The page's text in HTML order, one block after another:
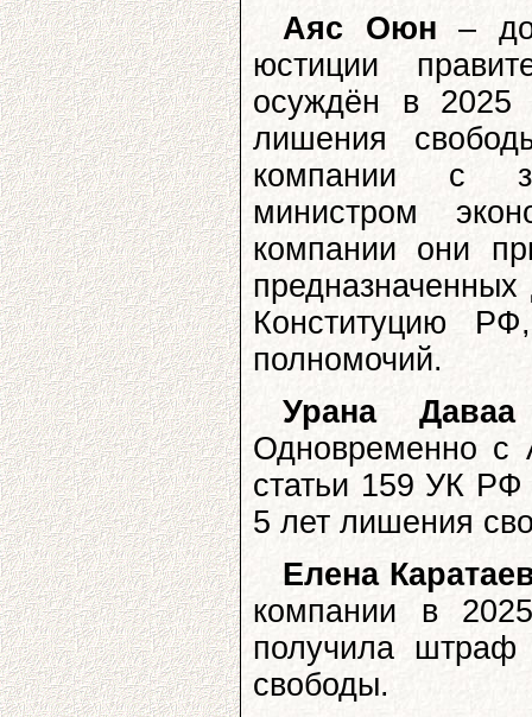
Аяс Оюн –
юстиции
осуждён в
лишения
компании с
министром
компании они
Конституцию
полномочий.
Урана Даваа
Одновременно с
статьи 159 УК
5 лет лишения
Елена
компании в
получила
свободы.